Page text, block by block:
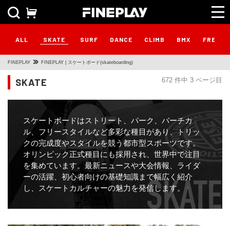
ALL SKATE SURF DANCE CLIMB BMX
FINEPLAY FINEPLAY | スケートボード(skateboarding)
672 件中 3 ページ目
SKATE
スケートボードはストリート、パーク、バーチカ
ル、フリースタイルなど多彩な種目があり、トリッ
クの完成度やスタイルを競う都市型スポーツです。
オリンピック正式種目にも採用され、世界中で注目
を集めています。最新ニュースや大会情報、ライダ
ーの活躍、初心者向けの基礎知識まで幅広く紹介
し、スケートカルチャーの魅力を発信します。